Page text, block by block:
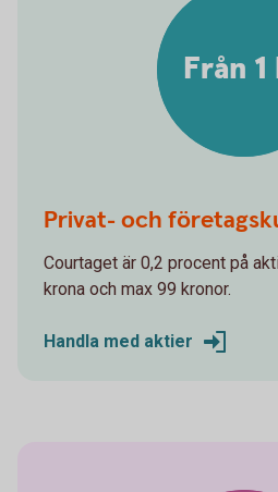
Från
Privat- och
Courtaget är 0,2 procent på
krona och max 99 kronor.
Handla med aktier